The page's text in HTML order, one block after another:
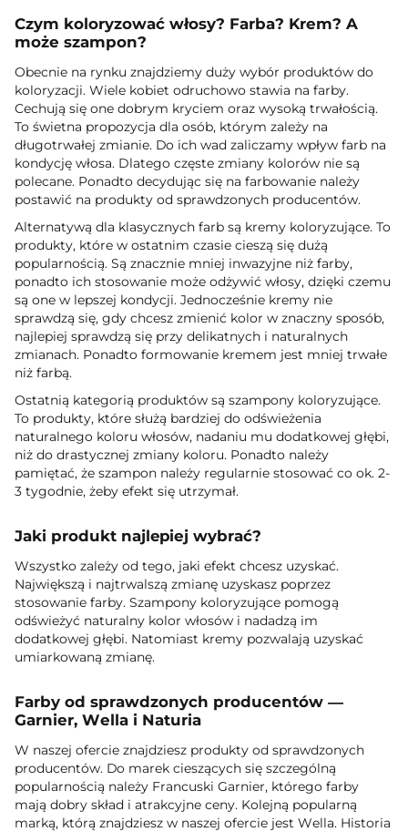
Czym koloryzować włosy? Farba? Krem? A
może szampon?
Obecnie na rynku znajdziemy duży wybór produktów do
koloryzacji. Wiele kobiet odruchowo stawia na farby.
Cechują się one dobrym kryciem oraz wysoką trwałością.
To świetna propozycja dla osób, którym zależy na
długotrwałej zmianie. Do ich wad zaliczamy wpływ farb na
kondycję włosa. Dlatego częste zmiany kolorów nie są
polecane. Ponadto decydując się na farbowanie należy
postawić na produkty od sprawdzonych producentów.
Alternatywą dla klasycznych farb są kremy koloryzujące. To
produkty, które w ostatnim czasie cieszą się dużą
popularnością. Są znacznie mniej inwazyjne niż farby,
ponadto ich stosowanie może odżywić włosy, dzięki czemu
są one w lepszej kondycji. Jednocześnie kremy nie
sprawdzą się, gdy chcesz zmienić kolor w znaczny sposób,
najlepiej sprawdzą się przy delikatnych i naturalnych
zmianach. Ponadto formowanie kremem jest mniej trwałe
niż farbą.
Ostatnią kategorią produktów są szampony koloryzujące.
To produkty, które służą bardziej do odświeżenia
naturalnego koloru włosów, nadaniu mu dodatkowej głębi,
niż do drastycznej zmiany koloru. Ponadto należy
pamiętać, że szampon należy regularnie stosować co ok. 2-
3 tygodnie, żeby efekt się utrzymał.
Jaki produkt najlepiej wybrać?
Wszystko zależy od tego, jaki efekt chcesz uzyskać.
Największą i najtrwalszą zmianę uzyskasz poprzez
stosowanie farby. Szampony koloryzujące pomogą
odświeżyć naturalny kolor włosów i nadadzą im
dodatkowej głębi. Natomiast kremy pozwalają uzyskać
umiarkowaną zmianę.
Farby od sprawdzonych producentów —
Garnier, Wella i Naturia
W naszej ofercie znajdziesz produkty od sprawdzonych
producentów. Do marek cieszących się szczególną
popularnością należy Francuski Garnier, którego farby
mają dobry skład i atrakcyjne ceny. Kolejną popularną
marką, którą znajdziesz w naszej ofercie jest Wella. Historia